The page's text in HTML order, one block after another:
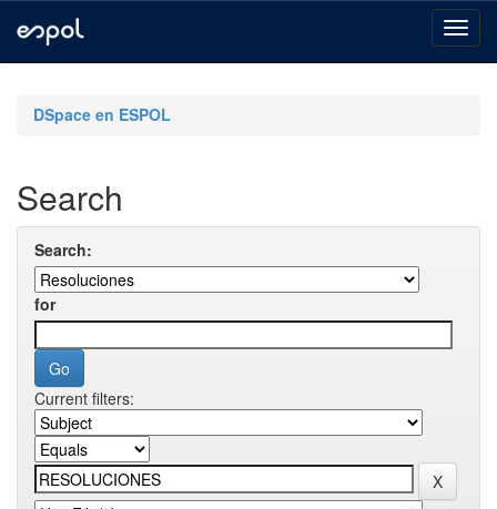
navigationDSpace en ESPOL
Search
Search:
for
Current filters: